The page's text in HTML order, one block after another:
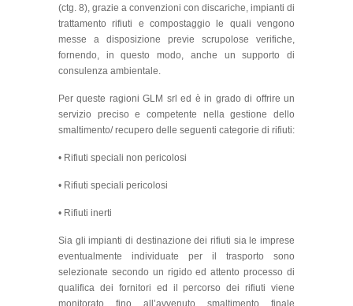
(ctg. 8), grazie a convenzioni con discariche, impianti di
trattamento rifiuti e compostaggio le quali vengono
messe a disposizione previe scrupolose verifiche,
fornendo, in questo modo, anche un supporto di
consulenza ambientale.
Per queste ragioni GLM srl ed è in grado di offrire un
servizio preciso e competente nella gestione dello
smaltimento/ recupero delle seguenti categorie di rifiuti:
• Rifiuti speciali non pericolosi
• Rifiuti speciali pericolosi
• Rifiuti inerti
Sia gli impianti di destinazione dei rifiuti sia le imprese
eventualmente individuate per il trasporto sono
selezionate secondo un rigido ed attento processo di
qualifica dei fornitori ed il percorso dei rifiuti viene
monitorato fino all’avvenuto smaltimento finale